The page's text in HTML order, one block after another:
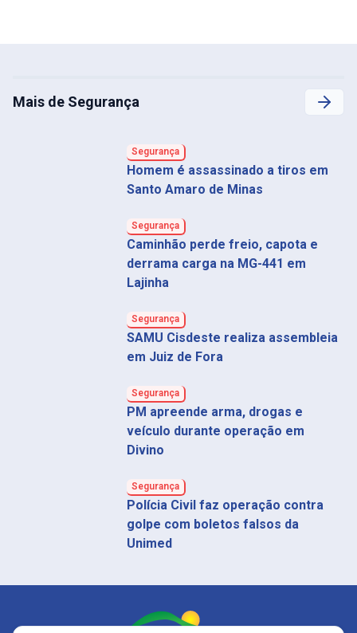
Mais de Segurança
Segurança
Homem é assassinado a tiros em
Santo Amaro de Minas
Segurança
Caminhão perde freio, capota e
derrama carga na MG-441 em
Lajinha
Segurança
SAMU Cisdeste realiza assembleia
em Juiz de Fora
Segurança
PM apreende arma, drogas e
veículo durante operação em
Divino
Segurança
Polícia Civil faz operação contra
golpe com boletos falsos da
Unimed